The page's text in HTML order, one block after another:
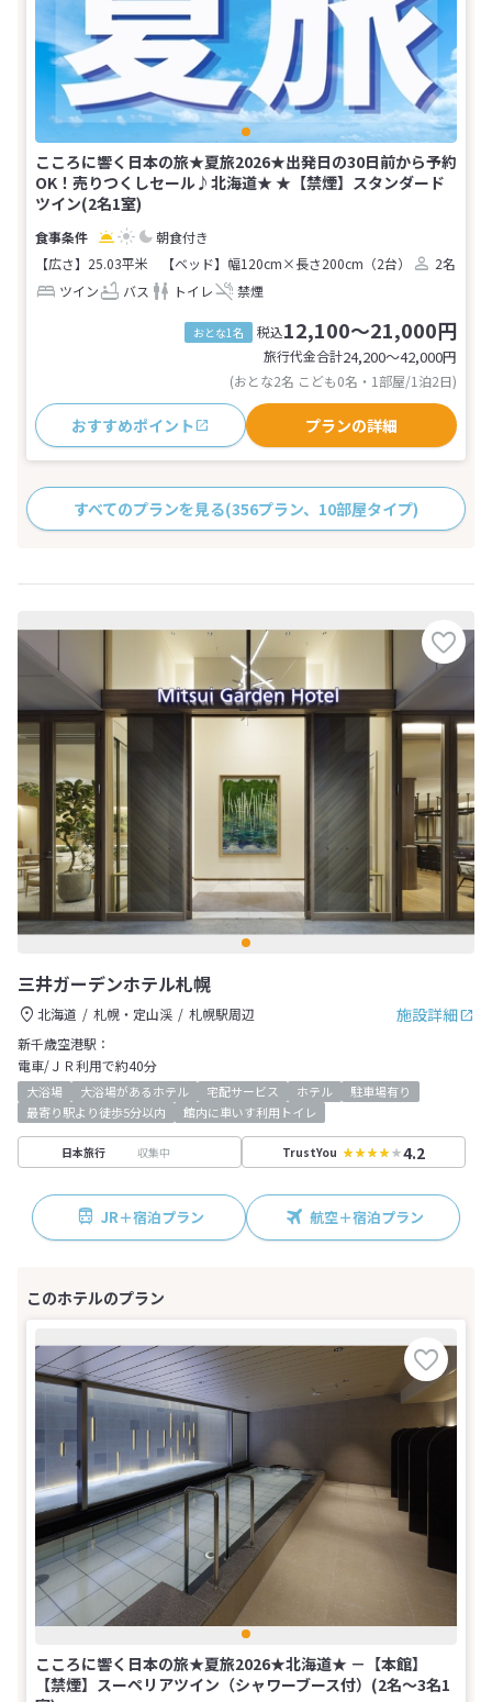
こころに響く日本の旅★夏旅2026★出発日の30日前から予約
OK！売りつくしセール♪北海道★ ★【禁煙】スタンダード
ツイン(2名1室)
朝食付き
【広さ】25.03平米
【ベッド】幅120cm×長さ200cm（2台）
2名
ツイン
バス トイレ 禁煙
おとな1名 税込12,100～21,000円
旅行代金合計24,200〜42,000円
(おとな2名 こども0名・1部屋/1泊2日)
おすすめポイント プランの詳細
すべてのプランを見る(356プラン、10部屋タイプ)
三井ガーデンホテル札幌
施設詳細
北海道 札幌・定山渓
札幌駅周辺
新千歳空港駅：
電車/ＪＲ利用で約40分
大浴場 大浴場があるホテル 宅配サービス ホテル
駐車場有り
最寄り駅より徒歩5分以内
館内に車いす利用トイレ
日本旅行 収集中 TrustYou 4.2
JR＋宿泊プラン 航空＋宿泊プラン
こころに響く日本の旅★夏旅2026★北海道★ －【本館】
【禁煙】スーペリアツイン（シャワーブース付）(2名～3名1